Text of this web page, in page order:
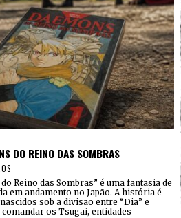
DO REINO DAS SOMBRAS
Reino das Sombras” é uma fantasia de
em andamento no Japão. A história é
sob a divisão entre “Dia” e
os Tsugai, entidades